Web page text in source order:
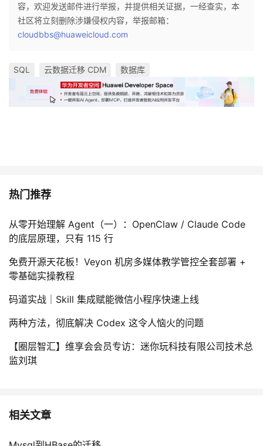
容，欢迎发送邮件进行举报，并提供相关证据，一经查实，本
社区将立刻删除涉嫌侵权内容，举报邮箱：
cloudbbs@huaweicloud.com
SQL 云数据迁移 CDM 数据库
热门推荐
从零开始理解 Agent（一）：OpenClaw / Claude Code
的底层原理，只有 115 行
免费开源天花板！Veyon 机房多媒体教学管控全套部署 +
零基础实操教程
码道实战｜Skill 集成赋能微信小程序快速上线
两种方法，彻底解决 Codex 这令人恼火的问题
【圈层智汇】维享会会员专访：迷你玩科技有限公司技术总
监刘琪
相关文章